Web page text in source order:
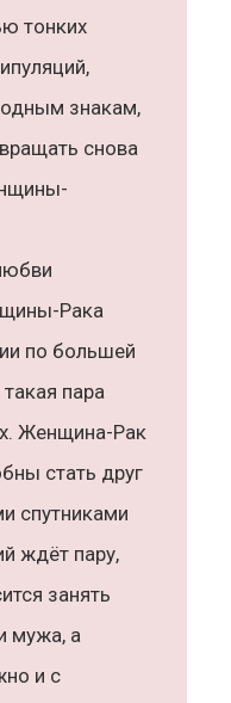
тонких
знакам,
снова
Рака
по большей
пара
Женщина-Рак
стать друг
спутниками
ждёт пару,
занять
мужа, а
и с